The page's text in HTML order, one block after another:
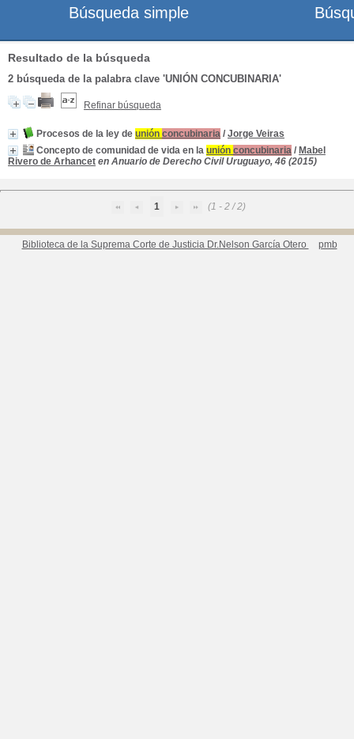
Resultado de la búsqueda
2 búsqueda de la palabra clave 'UNIÓN CONCUBINARIA'
Refinar búsqueda
Procesos de la ley de unión concubinaria / Jorge Veiras
Concepto de comunidad de vida en la unión concubinaria / Mabel
Rivero de Arhancet en Anuario de Derecho Civil Uruguayo, 46 (2015)
1 (1 - 2 / 2)
Biblioteca de la Suprema Corte de Justicia Dr.Nelson García Otero pmb
Búsqueda simple